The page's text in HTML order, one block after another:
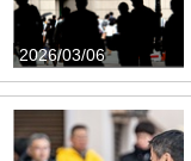
2026/03/06